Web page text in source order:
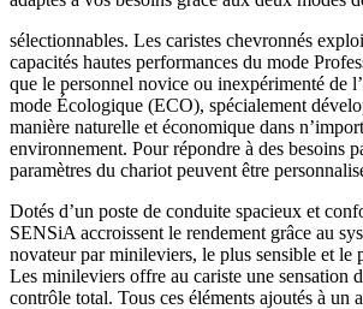
sélectionnables. Les caristes chevronnés
capacités hautes performances du mode
que le personnel novice ou inexpérimenté de
mode Écologique (ECO), spécialement
manière naturelle et économique dans
environnement. Pour répondre à des besoins
paramètres du chariot peuvent être
Dotés d’un poste de conduite spacieux et
SENSiA accroissent le rendement grâce au
novateur par minileviers, le plus sensible et le
Les minileviers offre au cariste une sensation
contrôle total. Tous ces éléments ajoutés à un